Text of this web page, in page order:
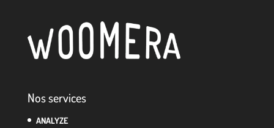
Nos services
ANALYZE